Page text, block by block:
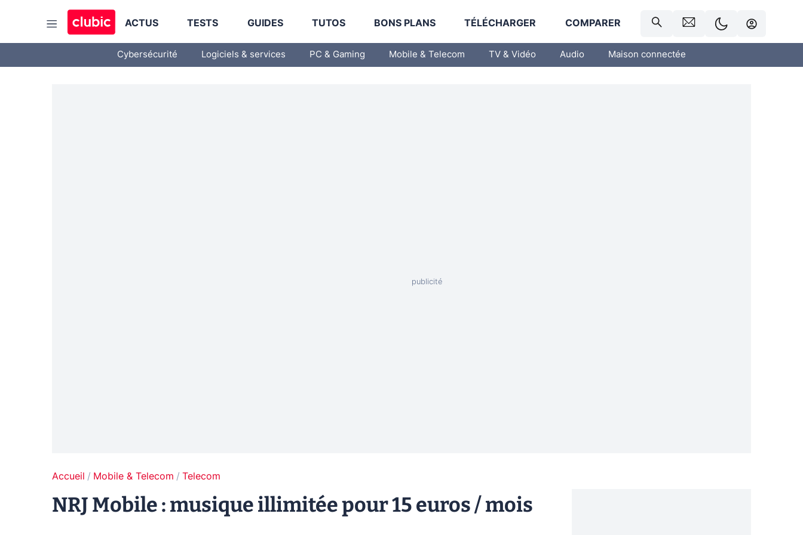
ACTUS TESTS GUIDES TUTOS BONS PLANS TÉLÉCHARGER COMPARER
Cybersécurité Logiciels & services PC & Gaming Mobile & Telecom TV & Vidéo Audio Maison connectée
Accueil Mobile & Telecom Telecom
NRJ Mobile : musique illimitée pour 15 euros / mois